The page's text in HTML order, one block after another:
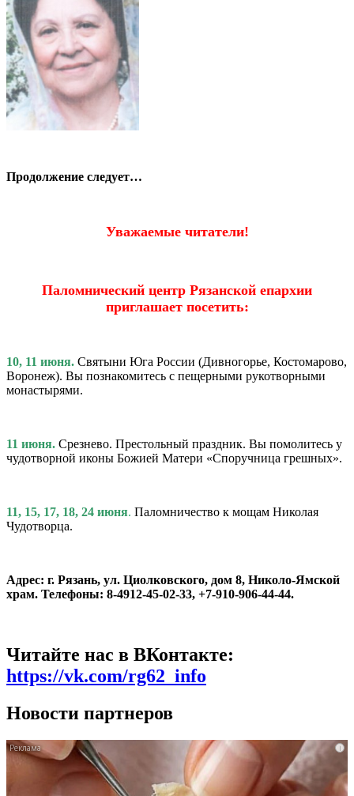
Продолжение следует…
Уважаемые читатели!
Паломнический центр Рязанской епархии
приглашает посетить:
10, 11 июня. Святыни Юга России (Дивногорье, Костомарово,
Воронеж). Вы познакомитесь с пещерными рукотворными
монастырями.
11 июня. Срезнево. Престольный праздник. Вы помолитесь у
чудотворной иконы Божией Матери «Споручница грешных».
11, 15, 17, 18, 24 июня. Паломничество к мощам Николая
Чудотворца.
Адрес: г. Рязань, ул. Циолковского, дом 8, Николо-Ямской
храм. Телефоны: 8-4912-45-02-33, +7-910-906-44-44.
Читайте нас в ВКонтакте:
https://vk.com/rg62_info
Новости партнеров
i